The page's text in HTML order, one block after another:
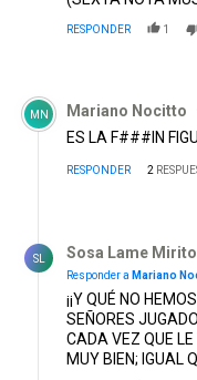
RESPONDER 1
Comentario de Mariano
MN Mariano Nocitto
ES LA F###IN
RESPONDER 2
SL Sosa Lame Mirito
Responder a Mariano
¡¡Y QUÉ NO
SEÑORES
CADA VEZ QUE
MUY BIEN; IGUAL